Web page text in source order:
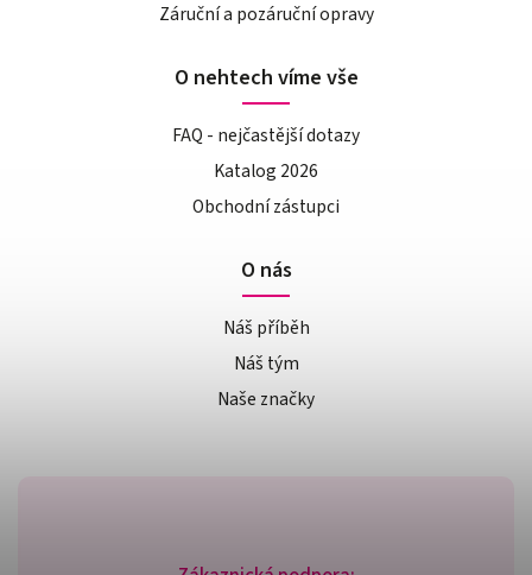
Záruční a pozáruční opravy
O nehtech víme vše
FAQ - nejčastější dotazy
Katalog 2026
Obchodní zástupci
O nás
Náš příběh
Náš tým
Naše značky